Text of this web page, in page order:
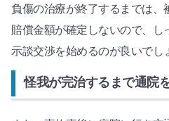
負傷の治療が終了するまでは、
賠償金額が確定しないので、し
示談交渉を始めるのが良いでし
怪我が完治するまで通院